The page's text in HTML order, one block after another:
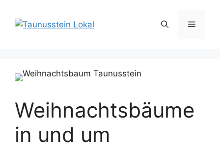
Inhalt
springen
Menü
Weihnachtsbäume
in und um